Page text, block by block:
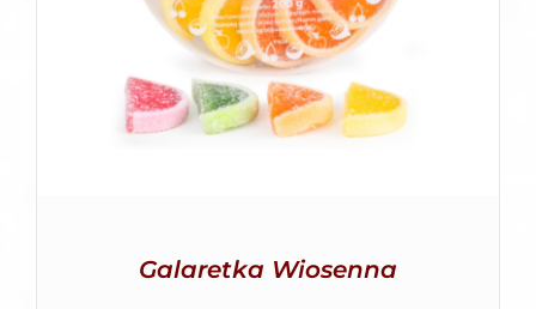
Galaretka Wiosenna